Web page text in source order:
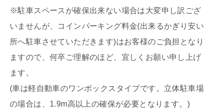
※駐車スペースが確保出来ない場合は大変申し訳ござ
いませんが、コインパーキング料金(出来るかぎり安い
所へ駐車させていただきます)はお客様のご負担となり
ますので、何卒ご理解のほど、宜しくお願い申し上げ
ます。
(車は軽自動車のワンボックスタイプです。立体駐車場
の場合は、1.9m高以上の確保が必要となります。)